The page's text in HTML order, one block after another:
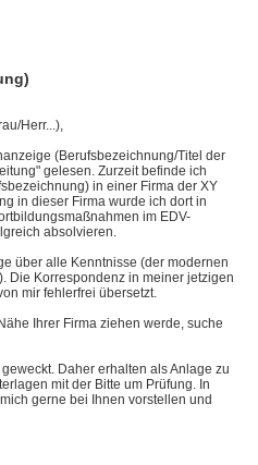
Herr...),
(Berufsbezeichnung/Titel der
gelesen. Zurzeit befinde ich
in einer Firma der XY
in dieser Firma wurde ich dort in
im EDV-
absolvieren.
über alle Kenntnisse (der modernen
Die Korrespondenz in meiner jetzigen
mir fehlerfrei übersetzt.
Ihrer Firma ziehen werde, suche
Daher erhalten als Anlage zu
mit der Bitte um Prüfung. In
gerne bei Ihnen vorstellen und